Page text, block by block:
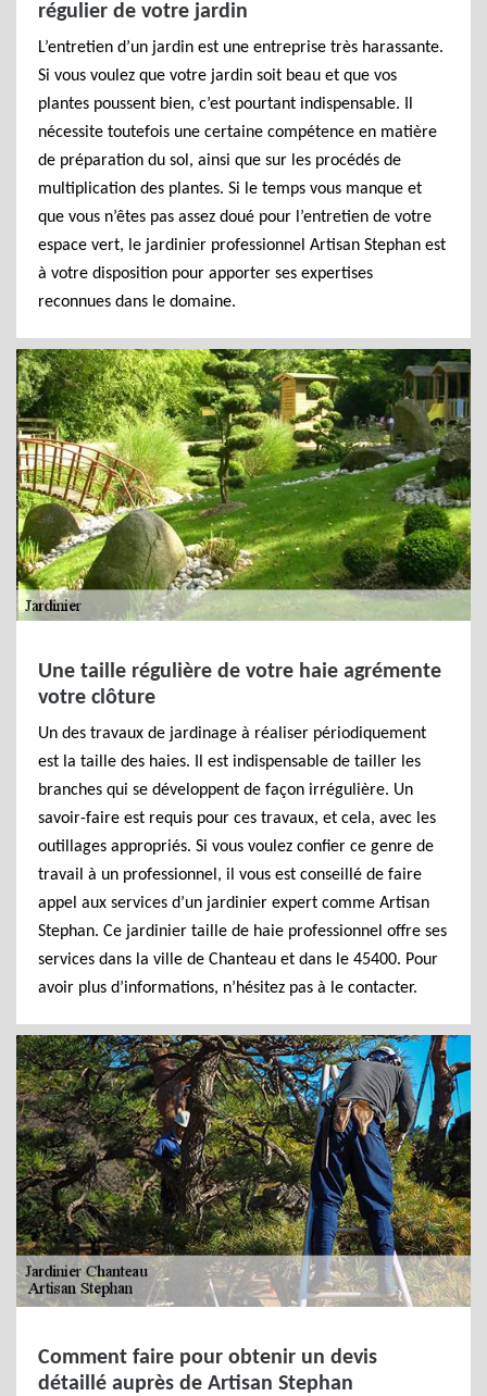
régulier de votre jardin
L’entretien d’un jardin est une entreprise très harassante.
Si vous voulez que votre jardin soit beau et que vos
plantes poussent bien, c’est pourtant indispensable. Il
nécessite toutefois une certaine compétence en matière
de préparation du sol, ainsi que sur les procédés de
multiplication des plantes. Si le temps vous manque et
que vous n’êtes pas assez doué pour l’entretien de votre
espace vert, le jardinier professionnel Artisan Stephan est
à votre disposition pour apporter ses expertises
reconnues dans le domaine.
Une taille régulière de votre haie agrémente
votre clôture
Un des travaux de jardinage à réaliser périodiquement
est la taille des haies. Il est indispensable de tailler les
branches qui se développent de façon irrégulière. Un
savoir-faire est requis pour ces travaux, et cela, avec les
outillages appropriés. Si vous voulez confier ce genre de
travail à un professionnel, il vous est conseillé de faire
appel aux services d’un jardinier expert comme Artisan
Stephan. Ce jardinier taille de haie professionnel offre ses
services dans la ville de Chanteau et dans le 45400. Pour
avoir plus d’informations, n’hésitez pas à le contacter.
Comment faire pour obtenir un devis
détaillé auprès de Artisan Stephan